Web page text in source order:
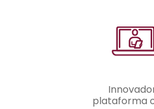
plataforma